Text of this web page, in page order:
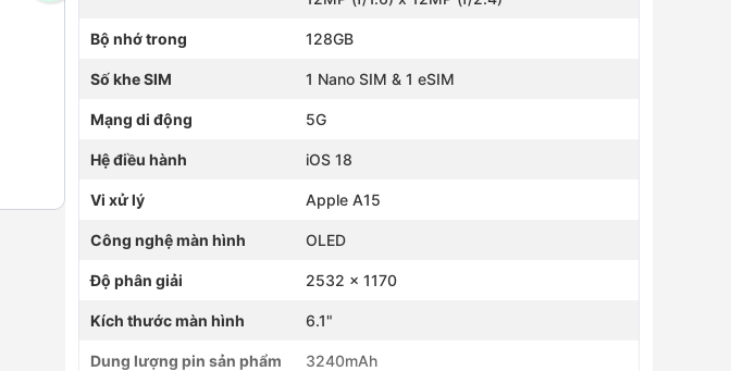
Bộ nhớ trong 128GB
Số khe SIM 1 Nano SIM & 1 eSIM
Mạng di động 5G
Hệ điều hành iOS 18
Vi xử lý Apple A15
Công nghệ màn hình OLED
Độ phân giải 2532 x 1170
Kích thước màn hình 6.1"
Dung lượng pin sản phẩm 3240mAh